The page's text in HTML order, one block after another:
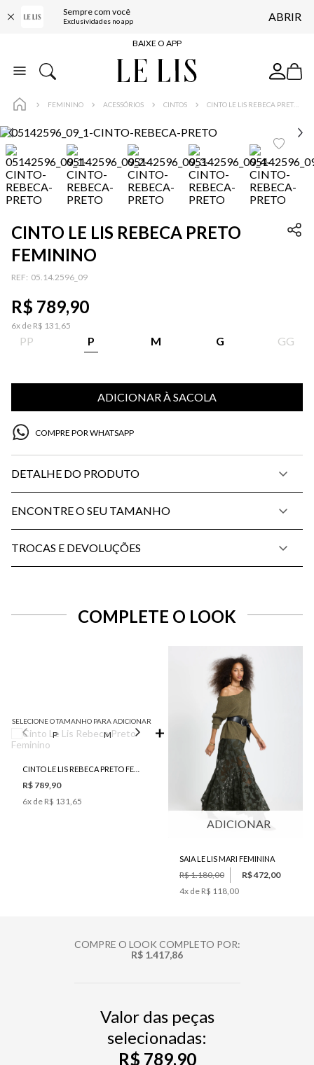
Sempre com você
Exclusividades no app ABRIR
FRETE GRÁTIS*
BAIXE O APP
10% OFF NA PRIMEIRA COMPRA*
FRETE GRÁTIS*
BAIXE O APP
10% OFF NA PRIMEIRA COMPRA*
FEMININO ACESSÓRIOS CINTOS
CINTO LE LIS REBECA PRETO
FEMININO
: 05.14.2596_09
R$ 789,90
6x de R$ 131,65
PP P M G GG
ADICIONAR À SACOLA
COMPRE POR WHATSAPP
DETALHE DO PRODUTO
ENCONTRE O SEU TAMANHO
TROCAS E DEVOLUÇÕES
COMPLETE O LOOK
SELECIONE O TAMANHO PARA ADICIONAR
P M G
R$ 789,90
6x de R$ 131,65
ADICIONAR
SAIA LE LIS MARI FEMININA
R$ 1.180,00
R$ 472,00
4x de R$ 118,00
COMPRE O LOOK COMPLETO POR:
R$ 1.417,86
Valor das peças
selecionadas:
R$ 789,90